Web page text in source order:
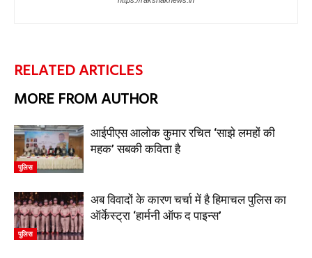
RELATED ARTICLES
MORE FROM AUTHOR
पुलिस
आईपीएस आलोक कुमार रचित ‘साझे लमहों की
महक’ सबकी कविता है
पुलिस
अब विवादों के कारण चर्चा में है हिमाचल पुलिस का
ऑर्केस्ट्रा ‘हार्मनी ऑफ द पाइन्स’